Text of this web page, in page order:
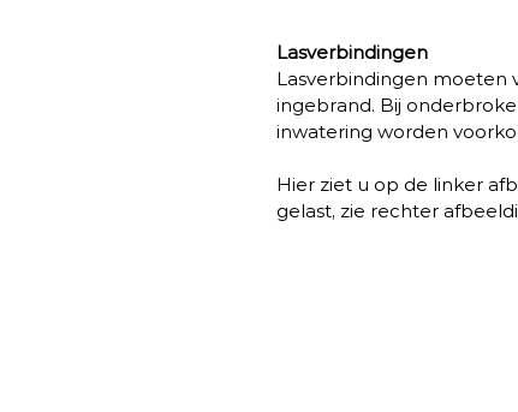
Lasverbindingen
Lasverbindingen moeten
ingebrand. Bij
inwatering worden
Hier ziet u op de linker
gelast, zie rechter